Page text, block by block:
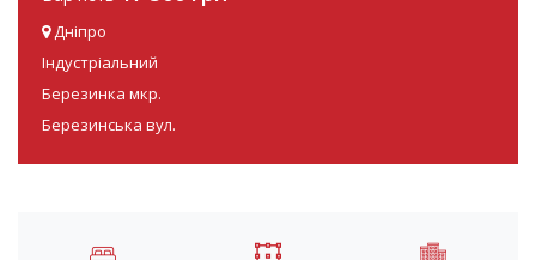
Дніпро
Індустріальний
Березинка мкр.
Березинська вул.